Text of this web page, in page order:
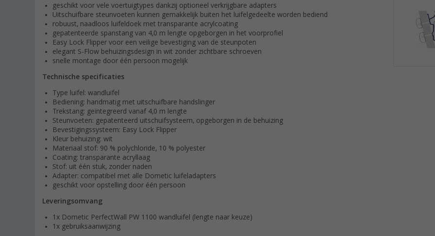
geschikt voor vele voertuigtypes dankzij optioneel verkrijgbare adapters
Uitschuifbare steunvoeten kunnen gemakkelijk buiten het luifelgedeelte worden bediend
robuust, naadloos luifeldoek met transparante acrylcoating
gepatenteerde spanstang van 4,0 m lengte opgeborgen in het voorprofiel
Easy Lock Flipper voor een veilige bevestiging van de steunpoten
elegant S-Flow behuizingsdesign in wit zonder zichtbare schroeven
snelle montage door één persoon mogelijk
Technische specificaties
Type luifel: wandluifel
Bediening: handmatig met uitschuifbare handslinger
Trekstang: geïntegreerd vanaf 4,0 m lengte
Steunvoeten: gepatenteerd uitschuifsysteem, opgeborgen in de behuizing
Bevestigingssysteem: Easy Lock Flipper
Kleur behuizing: wit
Materiaal stof: 90 % polychloride, 10 % polyester
Coating: transparante acryllaag
Stof: uit één stuk, zonder naden
Adapter: compatibel met alle Dometic luifeladapters
geschikt voor opstelling door één persoon
Leveringsomvang
1x Dometic PerfectWall PW 1100 wandluifel (lengte naar keuze)
1x gebruiksaanwijzing